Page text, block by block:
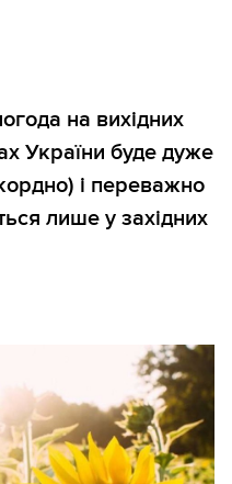
на вихідних
України буде дуже
і переважно
лише у західних